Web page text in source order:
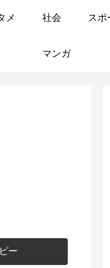
メ 社会 スポ
マンガ
ー